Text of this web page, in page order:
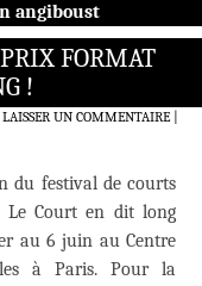
angiboust
FORMAT
!
LAISSER UN COMMENTAIRE|
du festival de courts
Le Court en dit long
au 6 juin au Centre
à Paris. Pour la